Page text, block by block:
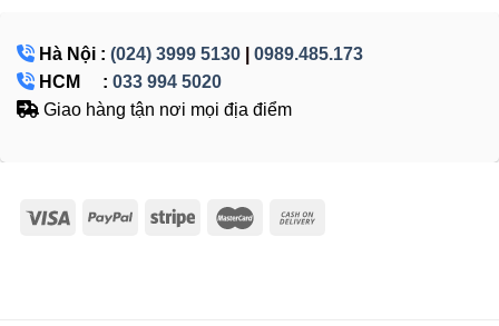
Hà Nội : (024) 3999 5130
0989.485.173
HCM : 033 994 5020
Giao hàng tận nơi mọi địa điểm